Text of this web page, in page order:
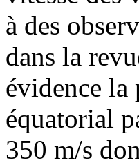
à des
dans la
évidence la
équatorial
350 m/s